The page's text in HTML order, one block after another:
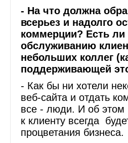
- На что должна
всерьез и надолго
коммерции? Есть ли
обслуживанию
небольших коллег
поддерживающей
- Как бы ни хотели
веб-сайта и отдать
все - люди. И об этом
к клиенту всегда
процветания бизнеса.